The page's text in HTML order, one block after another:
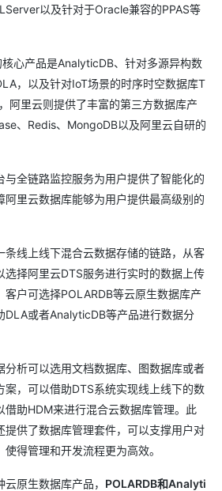
以及针对于Oracle兼容的PPAS等
心产品是AnalyticDB、针对多源异构数
，以及针对IoT场景的时序时空数据库T
阿里云则提供了丰富的第三方数据库产
、Redis、MongoDB以及阿里云自研的
与全链路监控服务为用户提供了智能化的
阿里云数据库能够为用户提供最高级别的
条线上线下混合云数据存储的链路，从客
选择阿里云DTS服务进行实时的数据上传
客户可选择POLARDB等云原生数据库产
DLA或者AnalyticDB等产品进行数据分
分析可以选用文档数据库、图数据库或者
案，可以借助DTS系统实现线上线下的数
借助HDM来进行混合云数据库管理。此
提供了数据库管理套件，可以支撑用户对
得管理和开发流程更为高效。
原生数据库产品， POLARDB和Analyti